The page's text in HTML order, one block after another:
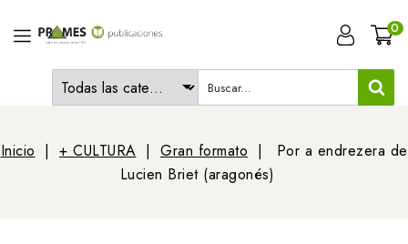
0
Inicio + CULTURA Gran formato
Por a endrezera de
Lucien Briet (aragonés)